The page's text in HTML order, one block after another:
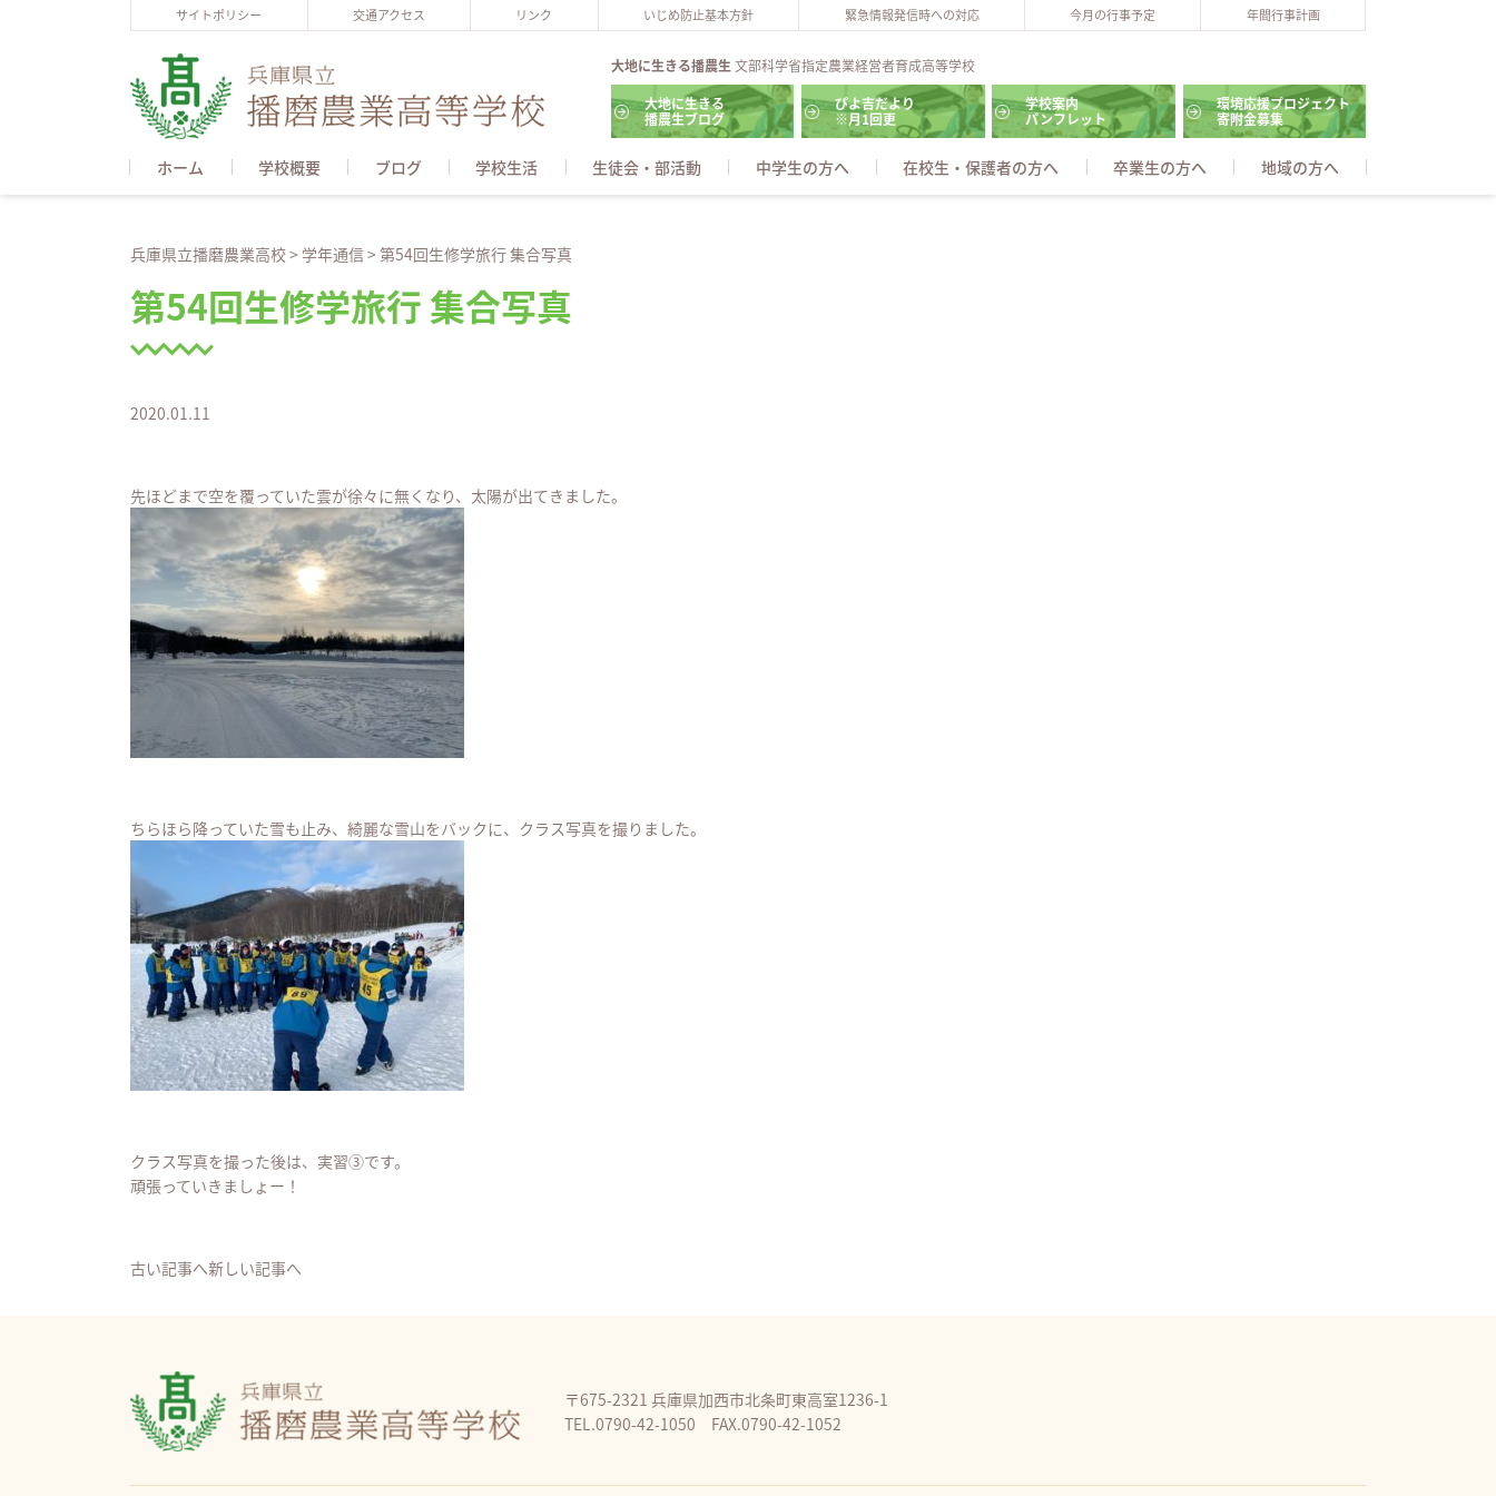
サイトポリシー 交通アクセス リンク いじめ防止基本方針 緊急情報発信時への対応 今月の行事予定 年間行事計画
大地に生きる播農生 文部科学省指定農業経営者育成高等学校
大地に生きる
播農生ブログ
ぴよ吉だより
※月1回更
学校案内
パンフレット
環境応援プロジェクト
寄附金募集
ホーム 学校概要 ブログ 学校生活 生徒会・部活動 中学生の方へ 在校生・保護者の方へ 卒業生の方へ 地域の方へ
兵庫県立播磨農業高校> 学年通信> 第54回生修学旅行 集合写真
第54回生修学旅行 集合写真
2020.01.11
先ほどまで空を覆っていた雲が徐々に無くなり、太陽が出てきました。
ちらほら降っていた雪も止み、綺麗な雪山をバックに、クラス写真を撮りました。
クラス写真を撮った後は、実習③です。
頑張っていきましょー！
古い記事へ新しい記事へ
〒675-2321 兵庫県加西市北条町東高室1236-1
TEL.0790-42-1050 FAX.0790-42-1052